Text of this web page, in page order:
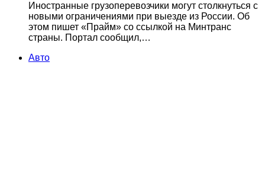
Иностранные грузоперевозчики могут столкнуться с
новыми ограничениями при выезде из России. Об
этом пишет «Прайм» со ссылкой на Минтранс
страны. Портал сообщил,…
Авто